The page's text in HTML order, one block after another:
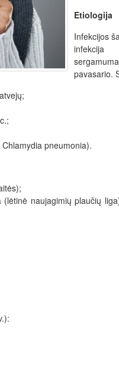
Etiologija
Infekcijos
infekcija
pavasario.
pneumonia).
(lėtinė naujagimių plaučių